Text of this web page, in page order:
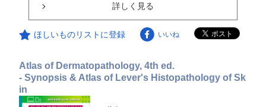
詳しく見る
ほしいものリストに登録 いいね
Atlas of Dermatopathology, 4th ed.
- Synopsis & Atlas of Lever's Histopathology of Sk
in